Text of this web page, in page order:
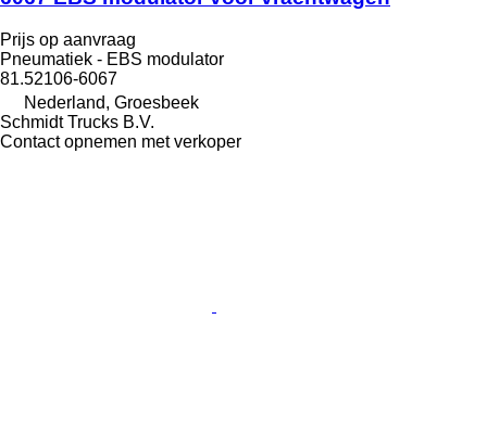
Prijs op aanvraag
Pneumatiek - EBS modulator
81.52106-6067
Nederland, Groesbeek
Schmidt Trucks B.V.
Contact opnemen met verkoper